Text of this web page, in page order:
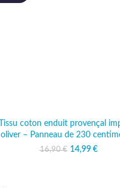
Tissu coton enduit provençal
oliver – Panneau de 230
16,90€
Le prix
14,99 €